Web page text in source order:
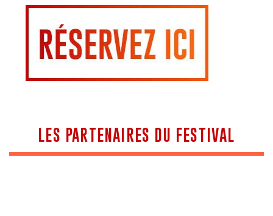
LES PARTENAIRES DU FESTIVAL